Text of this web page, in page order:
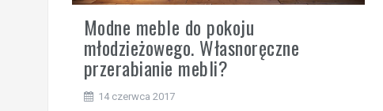
Modne meble do pokoju
młodzieżowego. Własnoręczne
przerabianie mebli?
14 czerwca 2017